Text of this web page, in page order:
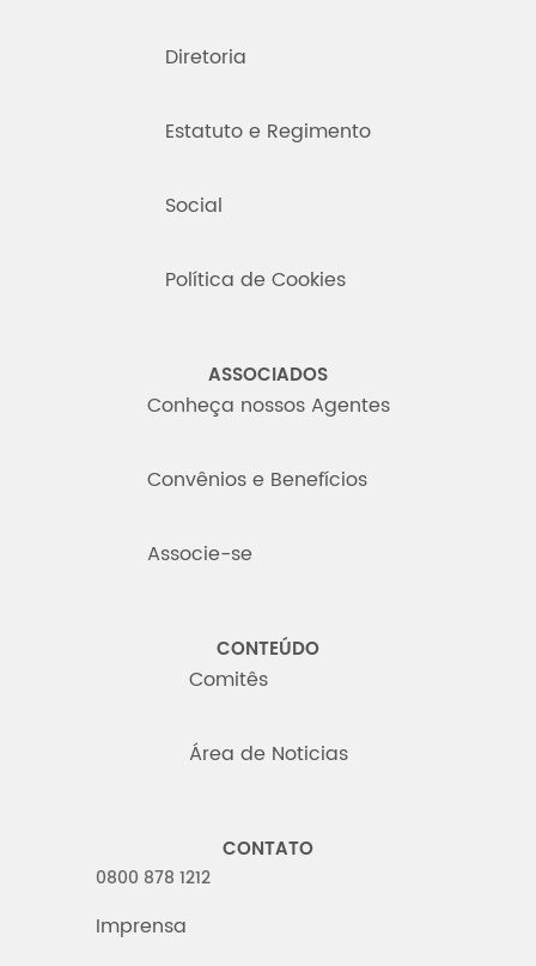
Diretoria
Estatuto e Regimento
Social
Política de Cookies
ASSOCIADOS
Conheça nossos Agentes
Convênios e Benefícios
Associe-se
CONTEÚDO
Comitês
Área de Noticias
CONTATO
0800 878 1212
Imprensa